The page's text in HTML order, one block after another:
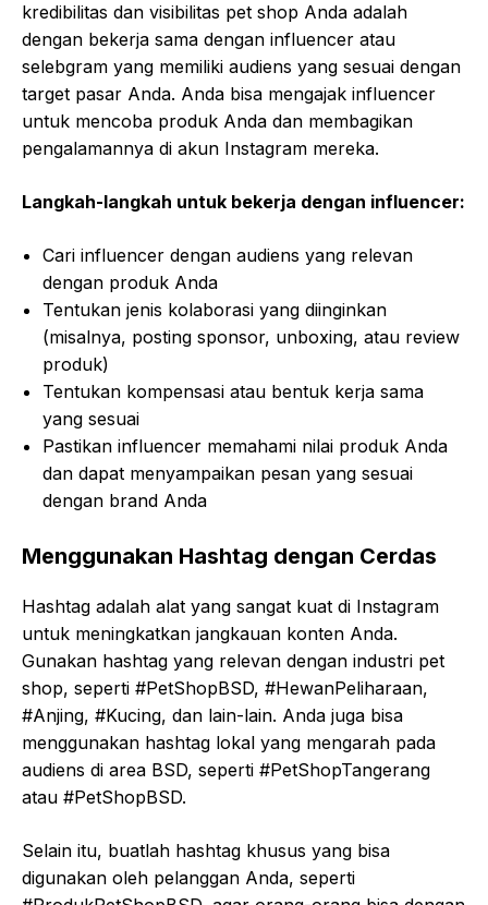
kredibilitas dan visibilitas pet shop Anda adalah
dengan bekerja sama dengan influencer atau
selebgram yang memiliki audiens yang sesuai dengan
target pasar Anda. Anda bisa mengajak influencer
untuk mencoba produk Anda dan membagikan
pengalamannya di akun Instagram mereka.
Langkah-langkah untuk bekerja dengan influencer:
Cari influencer dengan audiens yang relevan
dengan produk Anda
Tentukan jenis kolaborasi yang diinginkan
(misalnya, posting sponsor, unboxing, atau review
produk)
Tentukan kompensasi atau bentuk kerja sama
yang sesuai
Pastikan influencer memahami nilai produk Anda
dan dapat menyampaikan pesan yang sesuai
dengan brand Anda
Menggunakan Hashtag dengan Cerdas
Hashtag adalah alat yang sangat kuat di Instagram
untuk meningkatkan jangkauan konten Anda.
Gunakan hashtag yang relevan dengan industri pet
shop, seperti #PetShopBSD, #HewanPeliharaan,
#Anjing, #Kucing, dan lain-lain. Anda juga bisa
menggunakan hashtag lokal yang mengarah pada
audiens di area BSD, seperti #PetShopTangerang
atau #PetShopBSD.
Selain itu, buatlah hashtag khusus yang bisa
digunakan oleh pelanggan Anda, seperti